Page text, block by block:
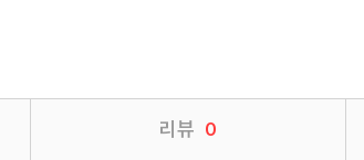
리뷰 0